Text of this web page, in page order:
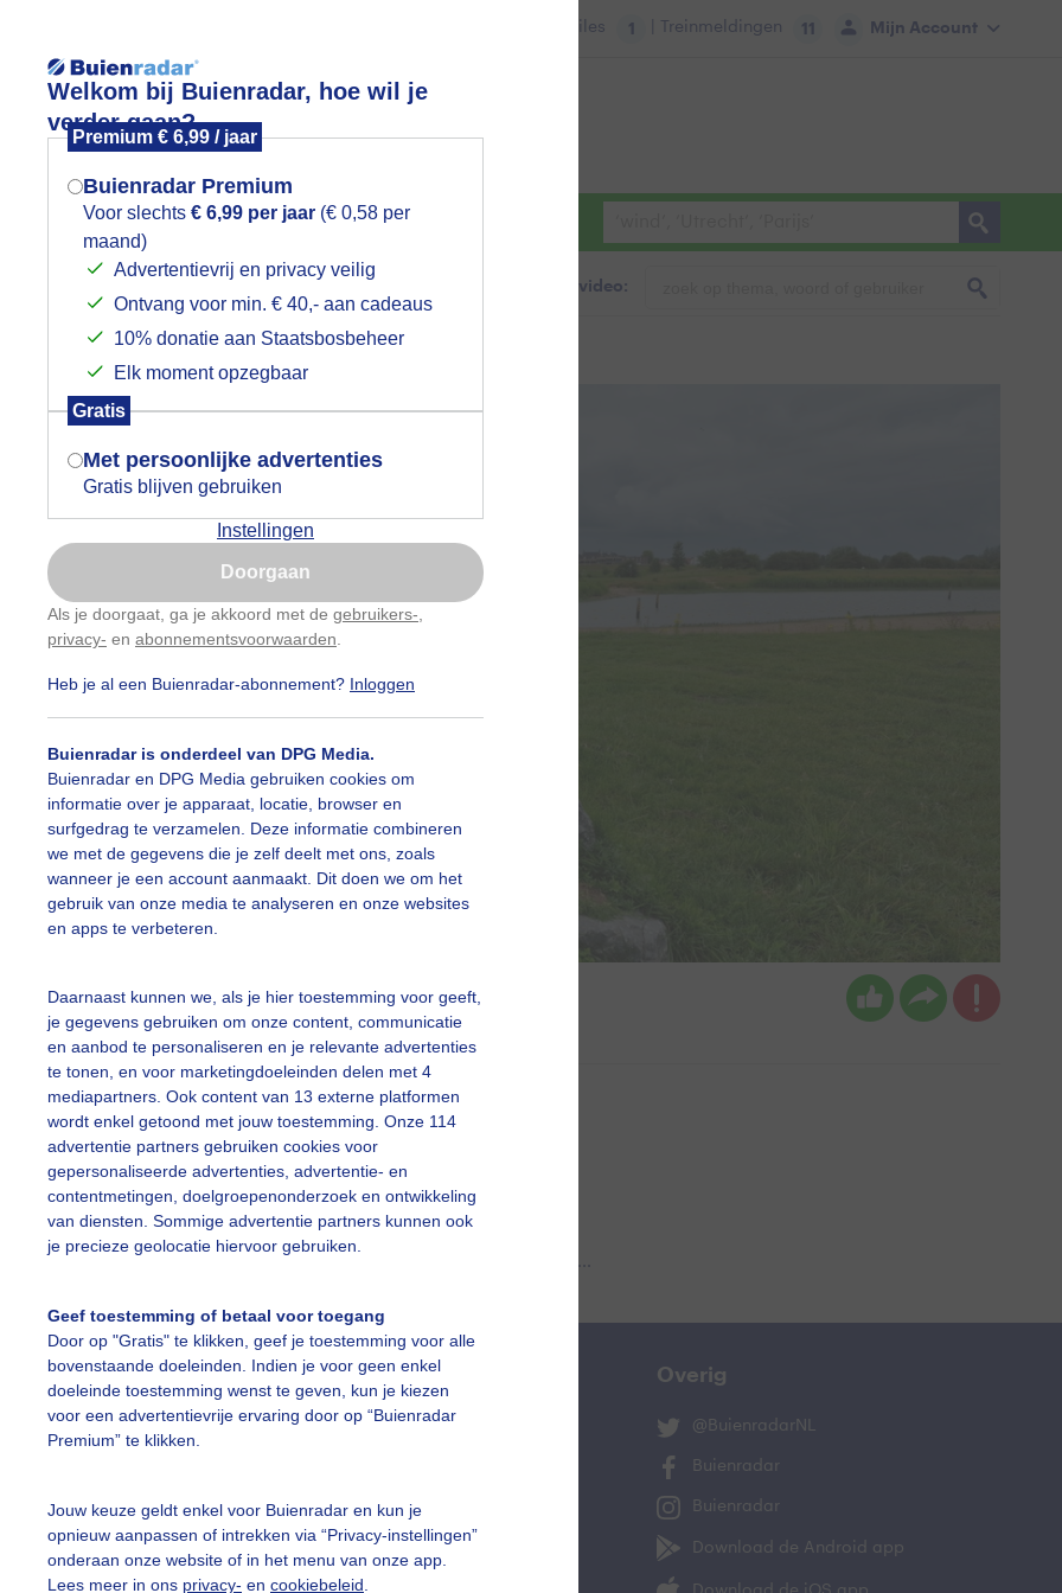
Welkom bij Buienradar, hoe wil je
verder gaan?
Premium € 6,99 / jaar
Buienradar Premium
Voor slechts € 6,99 per jaar (€ 0,58 per
maand)
Advertentievrij en privacy veilig
Ontvang voor min. € 40,- aan cadeaus
10% donatie aan Staatsbosbeheer
Elk moment opzegbaar
Gratis
Met persoonlijke advertenties
Gratis blijven gebruiken
Instellingen
Doorgaan
Als je doorgaat, ga je akkoord met de gebruikers-
privacy- en abonnementsvoorwaarden
Heb je al een Buienradar-abonnement? Inloggen
Buienradar is onderdeel van DPG Media.
Buienradar en DPG Media gebruiken cookies om
informatie over je apparaat, locatie, browser en
surfgedrag te verzamelen. Deze informatie combineren
we met de gegevens die je zelf deelt met ons, zoals
wanneer je een account aanmaakt. Dit doen we om het
gebruik van onze media te analyseren en onze websites
en apps te verbeteren.
Daarnaast kunnen we, als je hier toestemming voor geeft,
je gegevens gebruiken om onze content, communicatie
en aanbod te personaliseren en je relevante advertenties
te tonen, en voor marketingdoeleinden delen met 4
mediapartners. Ook content van 13 externe platformen
wordt enkel getoond met jouw toestemming. Onze 114
advertentie partners gebruiken cookies voor
gepersonaliseerde advertenties, advertentie- en
contentmetingen, doelgroepenonderzoek en ontwikkeling
van diensten. Sommige advertentie partners kunnen ook
je precieze geolocatie hiervoor gebruiken.
Geef toestemming of betaal voor toegang
Door op "Gratis" te klikken, geef je toestemming voor alle
bovenstaande doeleinden. Indien je voor geen enkel
doeleinde toestemming wenst te geven, kun je kiezen
voor een advertentievrije ervaring door op “Buienradar
Premium” te klikken.
Jouw keuze geldt enkel voor Buienradar en kun je
opnieuw aanpassen of intrekken via “Privacy-instellingen”
onderaan onze website of in het menu van onze app.
Lees meer in ons privacy- en cookiebeleid
Mijn Account
Files 1 | Treinmeldingen 11
Foto en video Weerzine
Zoeken in foto & video:
Dilia van Zon Gemaakt: 15-06-2026, 36x bekeken
slideshow
vragen
Mijn weer
De Bilt
Overig
@BuienradarNL
Buienradar
Buienradar
Download de Android app
Mogen we je locatie gebruiken voor
het weer?
Indien je hier nog geen akkoord op hebt
gegeven, verschijnt er zo een pop-up uit
je browser waarin deze toestemming
gevraagd wordt.
Is goed, toon de popup
Nu niet, misschien later
Gebruik je Safari en wil je niet elke dag deze pop-up
Klikhierom dit aan te passen